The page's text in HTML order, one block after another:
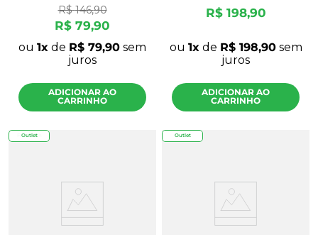
R$ 146,90
R$ 79,90
ou 1 de R$ 79,90 sem
juros
ADICIONAR AO
CARRINHO
R$ 198,90
ou 1 de R$ 198,90sem
juros
ADICIONAR AO
CARRINHO
Outlet
Frete 48h Outlet